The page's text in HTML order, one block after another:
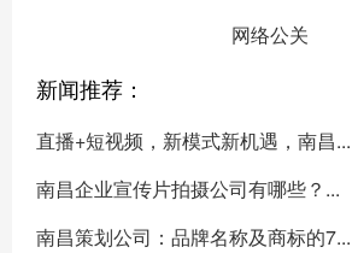
网络公关
新闻推荐：
直播+短视频，新模式新机遇，南昌...
南昌企业宣传片拍摄公司有哪些？...
南昌策划公司：品牌名称及商标的7...